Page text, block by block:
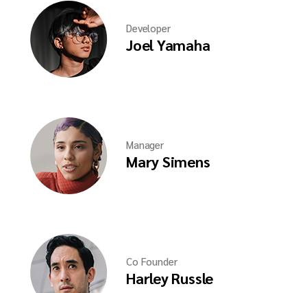
Developer
Joel Yamaha
Manager
Mary Simens
Co Founder
Harley Russle